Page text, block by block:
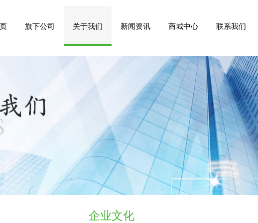
旗下公司 关于我们 新闻资讯 商城中心 联系我们
企业文化